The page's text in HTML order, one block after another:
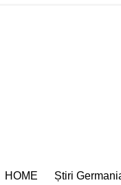
HOME Știri